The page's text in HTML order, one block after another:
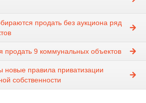
продать без аукциона ряд
продать 9 коммунальных объектов
новые правила приватизации
собственности